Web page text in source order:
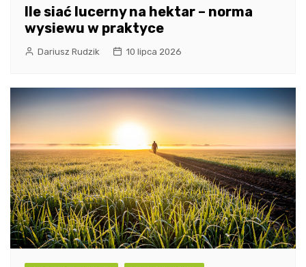
Ile siać lucerny na hektar – norma
wysiewu w praktyce
Dariusz Rudzik 10 lipca 2026